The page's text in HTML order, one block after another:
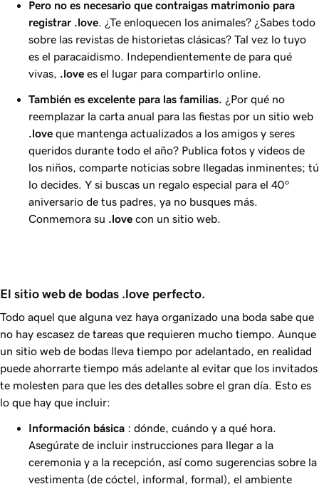
Pero no es necesario que contraigas matrimonio para
registrar .love . ¿Te enloquecen los animales? ¿Sabes todo
sobre las revistas de historietas clásicas? Tal vez lo tuyo
es el paracaidismo. Independientemente de para qué
vivas,
.love es el lugar para compartirlo online.
También es excelente para las familias. ¿Por qué no
reemplazar la carta anual para las fiestas por un sitio web
.love que mantenga actualizados a los amigos y seres
queridos durante todo el año? Publica fotos y videos de
los niños, comparte noticias sobre llegadas inminentes; tú
lo decides. Y si buscas un regalo especial para el 40º
aniversario de tus padres, ya no busques más.
Conmemora su .love con un sitio web.
El sitio web de bodas .love perfecto.
Todo aquel que alguna vez haya organizado una boda sabe que
no hay escasez de tareas que requieren mucho tiempo. Aunque
un sitio web de bodas lleva tiempo por adelantado, en realidad
puede ahorrarte tiempo más adelante al evitar que los invitados
te molesten para que les des detalles sobre el gran día. Esto es
lo que hay que incluir:
Información básica : dónde, cuándo y a qué hora.
Asegúrate de incluir instrucciones para llegar a la
ceremonia y a la recepción, así como sugerencias sobre la
vestimenta (de cóctel, informal, formal), el ambiente